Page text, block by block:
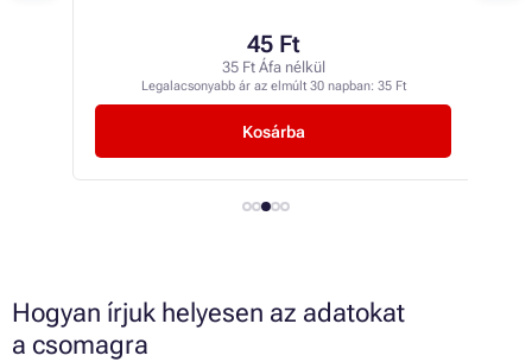
45 Ft
35 Ft Áfa nélkül
Legalacsonyabb ár az elmúlt 30 napban:35 Ft
Kosárba
Hogyan írjuk helyesen az adatokat
a csomagra